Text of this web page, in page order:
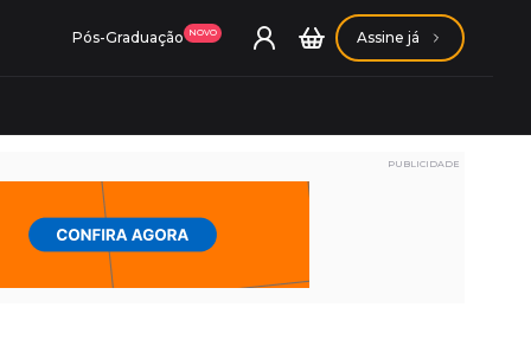
Pós-Graduação NOVO Assine já
Getúlio Vargas
PUBLICIDADE